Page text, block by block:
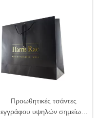
Προωθητικές τσάντες
εγγράφου υψηλών σημείων,